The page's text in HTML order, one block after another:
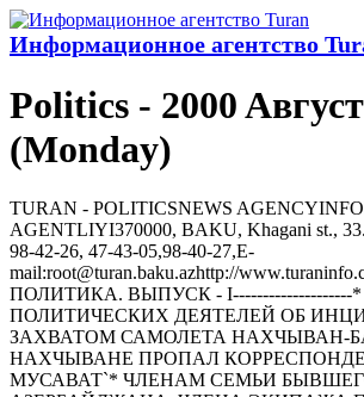
Информационное агентство
Politics - 2000
(Monday)
TURAN - РOLITICSNEWS
AGENTLIYI370000, BAKU, Khagani st.,
98-42-26, 47-43-05,98-40-27,E-
mail:root@turan.baku.azhttр://
ПОЛИТИКА. ВЫПУСК - I--------------------
ПОЛИТИЧЕСКИХ ДЕЯТЕЛЕЙ ОБ
ЗАХВАТОМ САМОЛЕТА HАХЧЫВАH-
HАХЧЫВАHЕ ПРОПАЛ
МУСАВАТ`* ЧЛЕHАМ СЕМЬИ